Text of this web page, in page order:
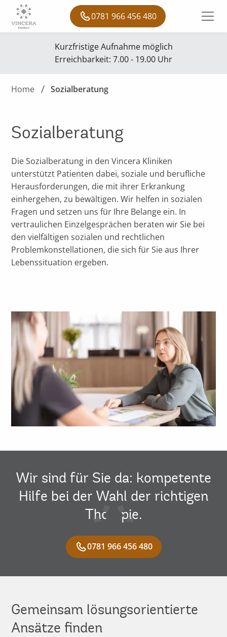
0781 966 456 480
Kurzfristige Aufnahme möglich
Erreichbarkeit: 7.00 - 19.00 Uhr
Home Sozialberatung
Sozialberatung
Die Sozialberatung in den Vincera Kliniken
unterstützt Patienten dabei, soziale und berufliche
Herausforderungen, die mit ihrer Erkrankung
einhergehen, zu bewältigen. Wir helfen in sozialen
Fragen und setzen uns für Ihre Belange ein. In
vertraulichen Einzelgesprächen beraten wir Sie bei
den vielfältigen sozialen und rechtlichen
Problemkonstellationen, die sich für Sie aus Ihrer
Lebenssituation ergeben.
Wir sind für Sie da: kompetente
Hilfe bei der Wahl der richtigen
Therapie.
0781 966 456 480
Gemeinsam lösungsorientierte
Ansätze finden